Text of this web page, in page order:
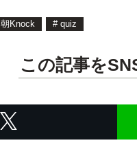
朝Knock # quiz
この記事を